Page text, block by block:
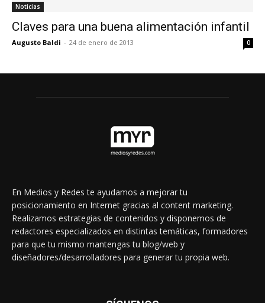
Noticias
Claves para una buena alimentación infantil
Augusto Baldi - 24 de enero de 2013 0
En Medios y Redes te ayudamos a mejorar tu
posicionamiento en Internet gracias al content marketing.
Realizamos estrategias de contenidos y disponemos de
redactores especializados en distintas temáticas, formadores
para que tu mismo mantengas tu blog/web y
diseñadores/desarrolladores para generar tu propia web.